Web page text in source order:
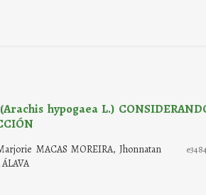
hypogaea L.)
MACAS MOREIRA, Jhonnatan